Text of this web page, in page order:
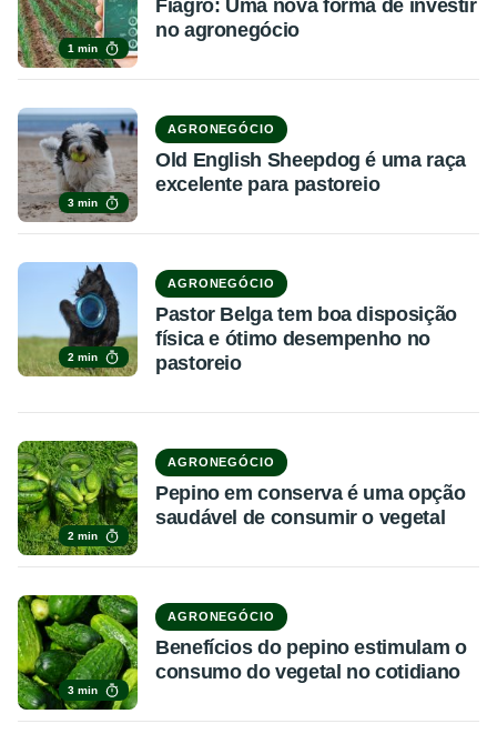
1 min
Fiagro: Uma nova forma de investir
no agronegócio
3 min
AGRONEGÓCIO
Old English Sheepdog é uma raça
excelente para pastoreio
2 min
AGRONEGÓCIO
Pastor Belga tem boa disposição
física e ótimo desempenho no
pastoreio
2 min
AGRONEGÓCIO
Pepino em conserva é uma opção
saudável de consumir o vegetal
3 min
AGRONEGÓCIO
Benefícios do pepino estimulam o
consumo do vegetal no cotidiano